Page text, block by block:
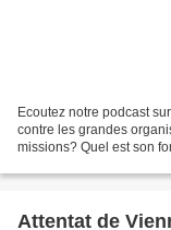
Ecoutez notre podcast
contre les grandes
missions? Quel est son
Attentat de